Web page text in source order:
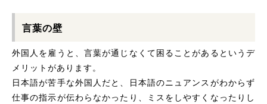
言葉の壁
外国人を雇うと、言葉が通じなくて困ることがあるというデ
メリットがあります。
日本語が苦手な外国人だと、日本語のニュアンスがわからず
仕事の指示が伝わらなかったり、ミスをしやすくなったりし